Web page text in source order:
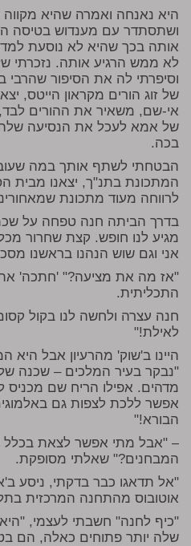
היא נאנחה ואמרה שהיא
ושתסתדר עם מענדוש בטיסה
אותה בכך שהיא לא נוסעת
לא ממש הרגיע אותה. נזכרתי
וסיפרתי לה את הסיפור
של זוג הורים מקראון הייטס,
אי-שם, משאיר את ההורים
של אמא לעכל את הנסיעה
בכה.
הבטחתי לשתף אותך במה
המתכונת בתנ"ך, יצאנו מבית
לרווחה מעוד מתכונת
בדרך הביתה חנה טפחה על
מגיע לנו חופש. קצת שחרור
אני וגם שוש הנהנו בראשנו
"אז מה את מציעה?" 'חתכה'
התכליתית.
חנה עצרה ולחשה לנו בקול
לאילת!"
היינו ב'שוק' מהרעיון אבל היא
"נבקר בעיר המלכים – שכנה
מדהים. אפילו הריח שם
אפשר ללכת לצפות גם
הבורא!"
– "אבל מתי אפשר לצאת בכלל
המבחנים?" שאלתי מסופקת.
"אל תדאגו כבר בדקתי, ניסע
אוטובוס מהתחנה המרכזית
"כיף לחנה" חשבתי לעצמי,
שלה יותר פתוחים כאלה, הם